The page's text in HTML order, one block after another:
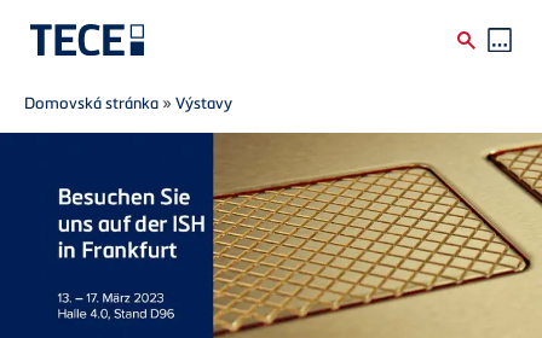
Skip to main content
Breadcrumb
Domovská stránka »Výstavy